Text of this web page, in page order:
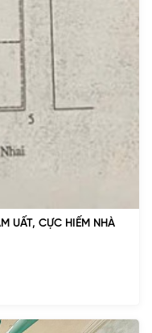
UẤT, CỰC HIẾM NHÀ